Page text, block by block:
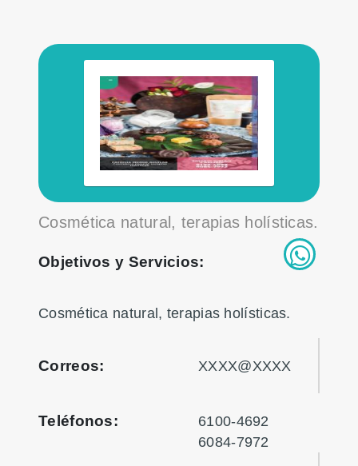
Cosmética natural, terapias holísticas.
Objetivos y Servicios:
Cosmética natural, terapias holísticas.
Correos: XXXX@XXXX
Teléfonos:
6100-4692
6084-7972